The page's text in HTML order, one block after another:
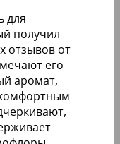
для
получил
отзывов от
его
аромат,